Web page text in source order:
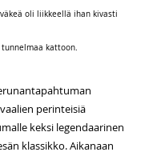
oli liikkeellä ihan kivasti
kattoon.
perinteisiä
keksi legendaarinen
klassikko. Aikanaan